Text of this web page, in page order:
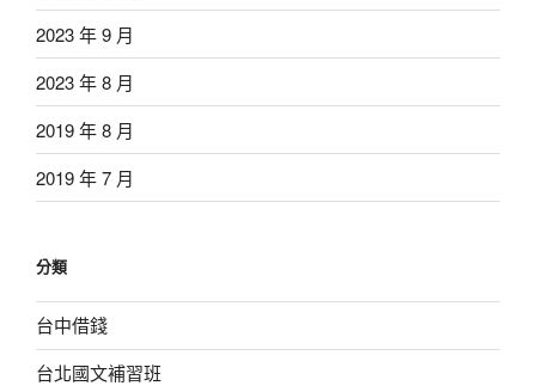
2023 年 9 月
2023 年 8 月
2019 年 8 月
2019 年 7 月
分類
台中借錢
台北國文補習班